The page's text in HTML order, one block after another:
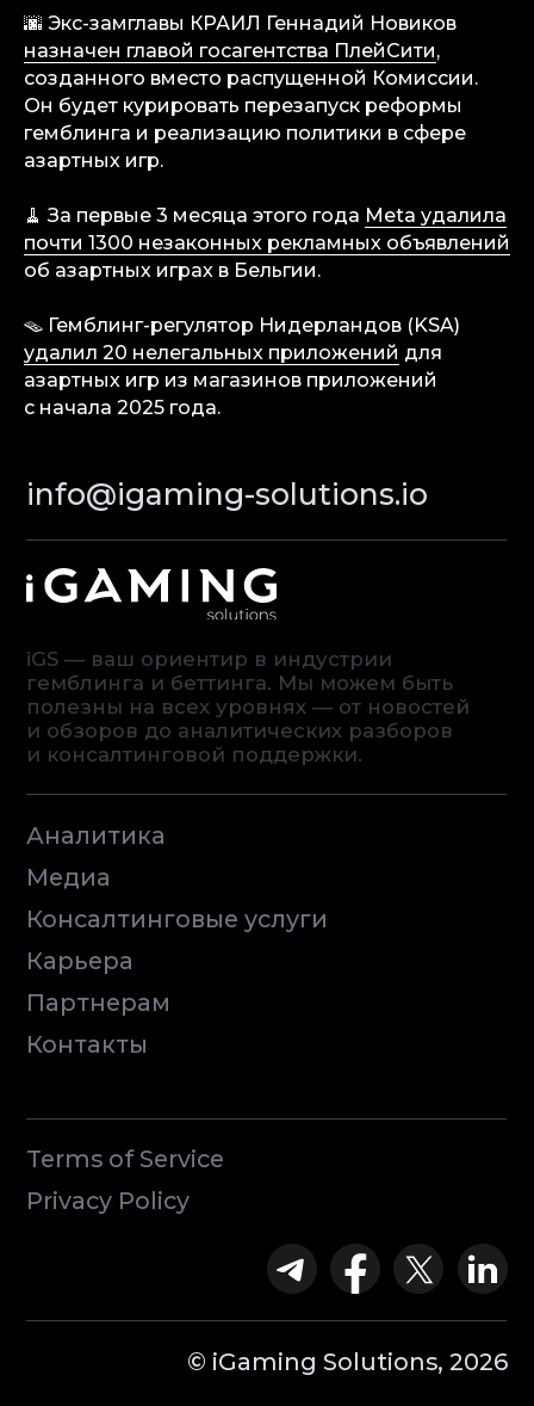
🌆 Экс-замглавы КРАИЛ Геннадий Новиков
назначен главой госагентства ПлейСити,
созданного вместо распущенной Комиссии.
Он будет курировать перезапуск реформы
гемблинга и реализацию политики в сфере
азартных игр.
🧹 За первые 3 месяца этого года Meta удалила
почти 1300 незаконных рекламных объявлений
об азартных играх в Бельгии.
🪤 Гемблинг-регулятор Нидерландов (KSA)
удалил 20 нелегальных приложений для
азартных игр из магазинов приложений
с начала 2025 года.
и консалтинговой поддержки.
Аналитика
Медиа
Консалтинговые услуги
Контакты
Terms of Service
Privacy Policy
Карьера